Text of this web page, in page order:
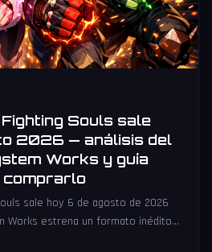
Souls sale
2026 — análisis del
Works y guía
comprarlo
sale hoy 6 de agosto de 2026
Works estrena un formato inédito